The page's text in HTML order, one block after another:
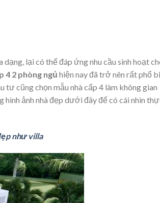
lại có thể đáp ứng nhu cầu sinh hoạt
4 2 phòng ngủ hiện nay đã trở nên rất phổ
tư cũng chọn mẫu nhà cấp 4 làm không gian
hình ảnh nhà đẹp dưới đây để có cái nhìn
như villa